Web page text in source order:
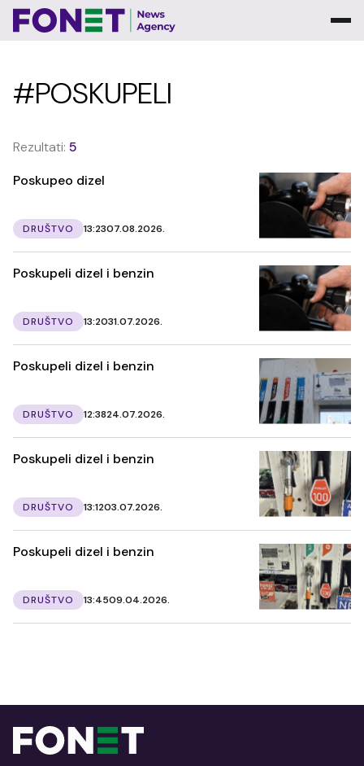
#POSKUPELI
Rezultati: 5
Poskupeo dizel
DRUŠTVO 13:2307.08.2026.
Poskupeli dizel i benzin
DRUŠTVO 13:2031.07.2026.
Poskupeli dizel i benzin
DRUŠTVO 12:3824.07.2026.
Poskupeli dizel i benzin
DRUŠTVO 13:1203.07.2026.
Poskupeli dizel i benzin
DRUŠTVO 13:4509.04.2026.